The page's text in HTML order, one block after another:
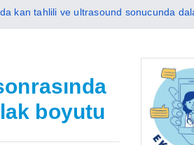
kan tahlili ve ultrasound sonucunda
boyutu